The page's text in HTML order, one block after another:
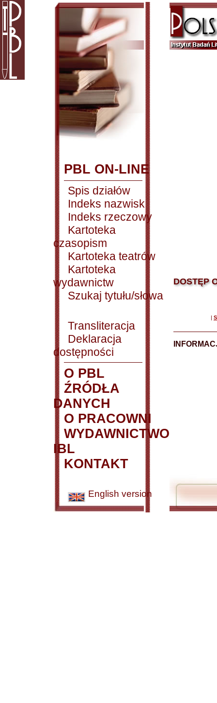
PBL ON-LINE
Spis działów
Indeks nazwisk
Indeks rzeczowy
Kartoteka
czasopism
Kartoteka teatrów
Kartoteka
wydawnictw
Szukaj tytułu/słowa
Transliteracja
Deklaracja
dostępności
O PBL
ŹRÓDŁA
DANYCH
O PRACOWNI
WYDAWNICTWO
IBL
KONTAKT
English version
DOSTĘP
|